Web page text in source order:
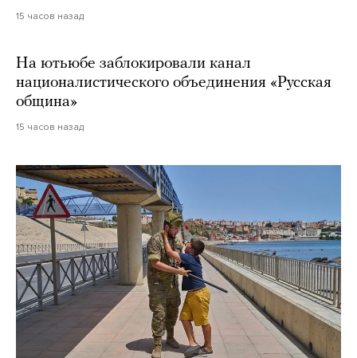
15 часов назад
На ютьюбе заблокировали канал
националистического объединения «Русская
община»
15 часов назад